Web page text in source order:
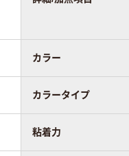
カラー
カラータイプ
粘着力